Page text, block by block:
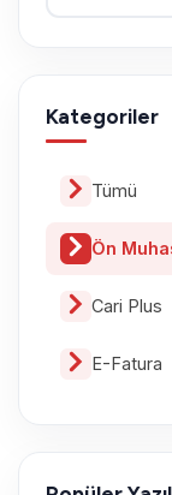
Kategoriler
Tümü
Ön
Cari Plus
E-Fatura